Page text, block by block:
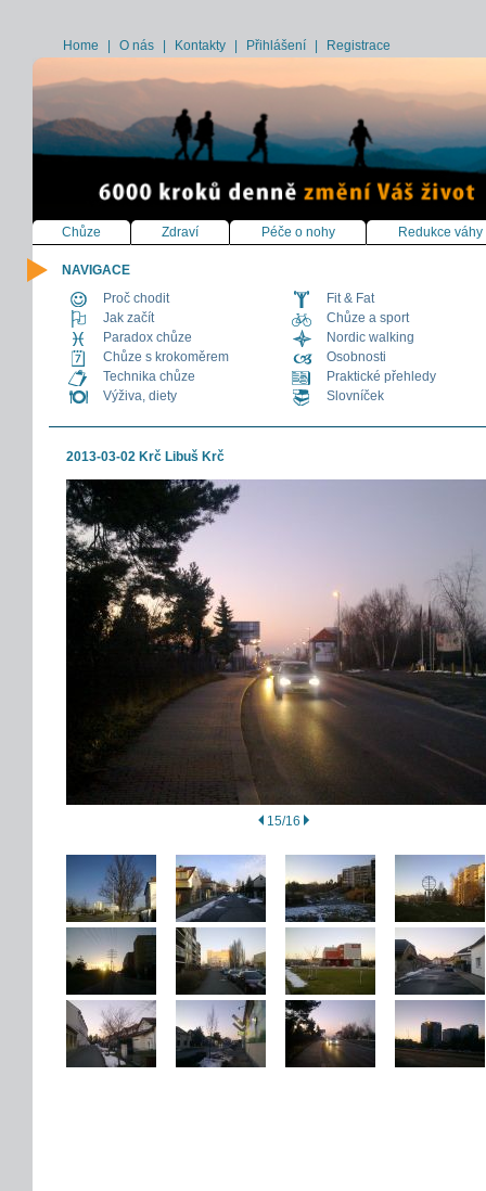
Home O nás Kontakty Přihlášení Registrace
NAVIGACE
Proč chodit
Fit & Fat
Jak začít
Chůze a sport
Paradox chůze
Nordic walking
Chůze s krokoměrem
Osobnosti
Technika chůze
Praktické přehledy
Výživa, diety
Slovníček
2013-03-02 Krč Libuš Krč
15/16
Chůze Zdraví Péče o nohy Redukce váhy